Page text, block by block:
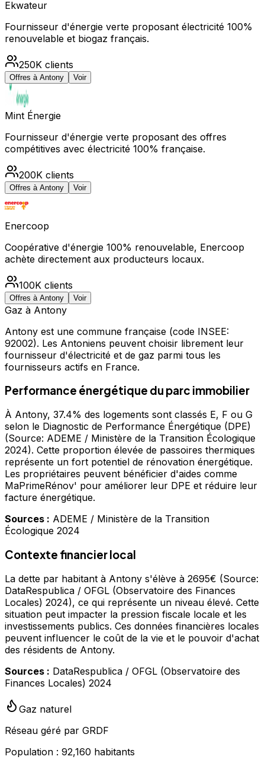
Ekwateur
Fournisseur d'énergie verte proposant électricité 100%
renouvelable et biogaz français.
250K clients
Offres à Antony Voir
Mint Énergie
Fournisseur d'énergie verte proposant des offres
compétitives avec électricité 100% française.
200K clients
Offres à Antony Voir
Enercoop
Coopérative d'énergie 100% renouvelable, Enercoop
achète directement aux producteurs locaux.
100K clients
Offres à Antony Voir
Gaz à Antony
Antony est une commune française (code INSEE:
92002). Les Antoniens peuvent choisir librement leur
fournisseur d'électricité et de gaz parmi tous les
fournisseurs actifs en France.
Performance énergétique du parc immobilier
À Antony, 37.4% des logements sont classés E, F ou G
selon le Diagnostic de Performance Énergétique (DPE)
(Source: ADEME / Ministère de la Transition Écologique
2024). Cette proportion élevée de passoires thermiques
représente un fort potentiel de rénovation énergétique.
Les propriétaires peuvent bénéficier d'aides comme
MaPrimeRénov' pour améliorer leur DPE et réduire leur
facture énergétique.
Sources : ADEME / Ministère de la Transition
Écologique 2024
Contexte financier local
La dette par habitant à Antony s'élève à 2695€ (Source:
DataRespublica / OFGL (Observatoire des Finances
Locales) 2024), ce qui représente un niveau élevé. Cette
situation peut impacter la pression fiscale locale et les
investissements publics. Ces données financières locales
peuvent influencer le coût de la vie et le pouvoir d'achat
des résidents de Antony.
Sources : DataRespublica / OFGL (Observatoire des
Finances Locales) 2024
Gaz naturel
Réseau géré par GRDF
Population : 92,160 habitants